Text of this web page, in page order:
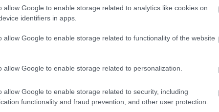
allow Google to enable storage related to analytics like cookies on
identifiers in apps.
allow Google to enable storage related to functionality of the website
allow Google to enable storage related to personalization.
allow Google to enable storage related to security, including
functionality and fraud prevention, and other user protection.
valamint a világ egyik legélhetőbb
települése. Az osztrák főváros
Bécsi elegancia – 5 tárgy a
császárváros
szerelmeseinek